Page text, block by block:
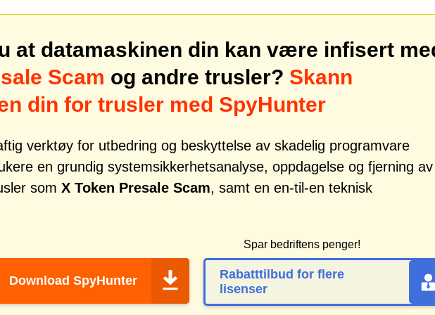
at datamaskinen din kan være infisert
Scam og andre trusler? Skann
din for trusler med SpyHunter
verktøy for utbedring og beskyttelse av skadelig programvare
en grundig systemsikkerhetsanalyse, oppdagelse og fjerning
som X Token Presale Scam, samt en en-til-en teknisk
Download SpyHunter
Spar bedriftens penger!
Rabatttilbud for flere
lisenser